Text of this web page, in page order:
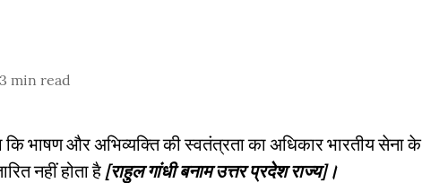
3 min read
कि भाषण और अभिव्यक्ति की स्वतंत्रता का अधिकार भारतीय सेना के
नहीं होता है [राहुल गांधी बनाम उत्तर प्रदेश राज्य]।